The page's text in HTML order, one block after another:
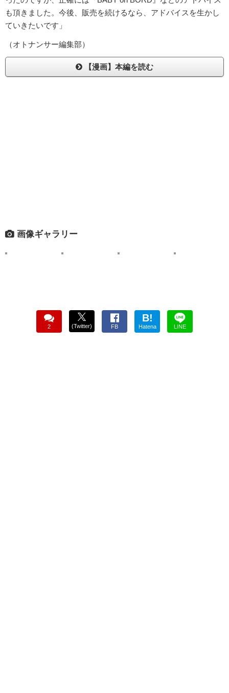
も頂きました。今後、販売を続けるなら、アドバイスを生かし
ていきたいです」
（オトナンサー編集部）
【漫画】本編を読む
画像ギャラリー
2 (Twitter) FB
B!
Hatena LINE